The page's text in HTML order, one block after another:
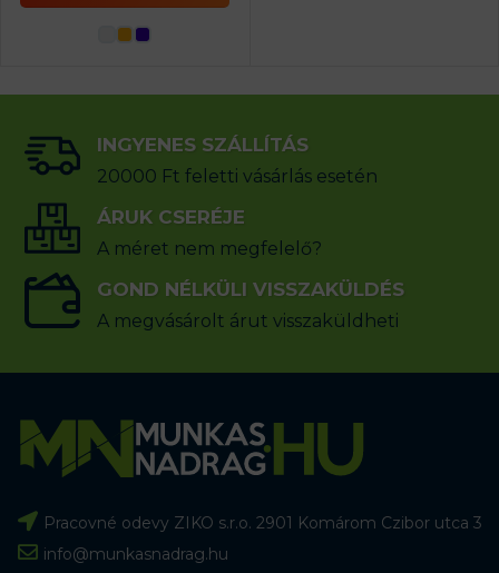
INGYENES SZÁLLÍTÁS
20000 Ft feletti vásárlás esetén
ÁRUK CSERÉJE
A méret nem megfelelő?
GOND NÉLKÜLI VISSZAKÜLDÉS
A megvásárolt árut visszaküldheti
Pracovné odevy ZIKO s.r.o. 2901 Komárom Czibor utca 3
info@munkasnadrag.hu